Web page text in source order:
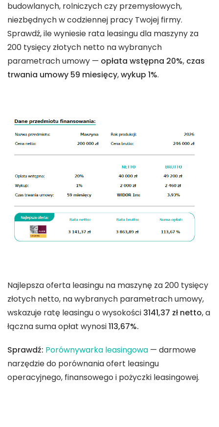
budowlanych, rolniczych czy przemysłowych,
niezbędnych w codziennej pracy Twojej firmy.
Sprawdź, ile wyniesie rata leasingu dla maszyny za
200 tysięcy złotych netto na wybranych
parametrach umowy — opłata wstępna 20%, czas
trwania umowy 59 miesięcy,wykup 1%.
Najlepsza oferta leasingu na maszynę za 200 tysięcy
złotych netto, na wybranych parametrach umowy,
wskazuje ratę leasingu o wysokości 3141,37 zł netto, a
łączna suma opłat wynosi113,67%.
Sprawdź: Porównywarka leasingowa — darmowe
narzędzie do porównania ofert leasingu
operacyjnego, finansowego i pożyczki leasingowej.